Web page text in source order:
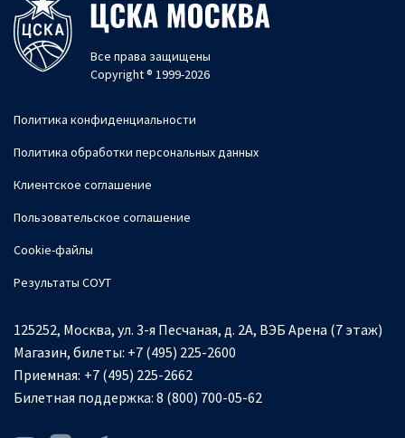
Все права защищены
Copyright ® 1999-2026
Политика конфиденциальности
Политика обработки персональных данных
Клиентское соглашение
Пользовательское соглашение
Cookie-файлы
Результаты СОУТ
125252, Москва, ул. 3-я Песчаная, д. 2А, ВЭБ Арена (7 этаж)
Магазин, билеты: +7 (495) 225-2600
Приемная: +7 (495) 225-2662
Билетная поддержка: 8 (800) 700-05-62